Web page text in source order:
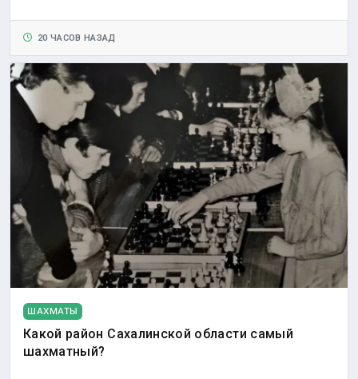
20 ЧАСОВ НАЗАД
ШАХМАТЫ
Какой район Сахалинской области самый
шахматный?